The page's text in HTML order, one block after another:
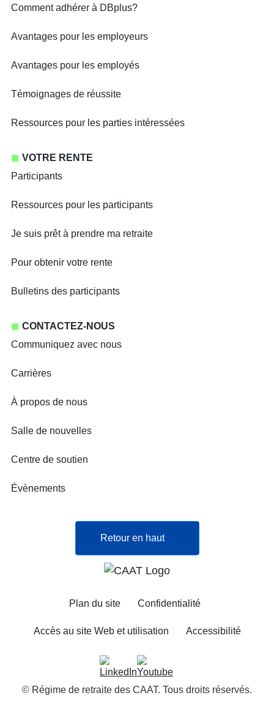
Comment adhérer à DBplus?
Avantages pour les employeurs
Avantages pour les employés
Témoignages de réussite
Ressources pour les parties intéressées
VOTRE RENTE
Participants
Ressources pour les participants
Je suis prêt à prendre ma retraite
Pour obtenir votre rente
Bulletins des participants
CONTACTEZ-NOUS
Communiquez avec nous
Carrières
À propos de nous
Salle de nouvelles
Centre de soutien
Évènements
Retour en haut
Plan du site Confidentialité
Accès au site Web et utilisation Accessibilité
© Régime de retraite des CAAT. Tous droits réservés.